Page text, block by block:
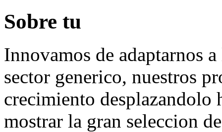
Sobre tu
Innovamos de adaptarnos
sector generico, nuestros
crecimiento desplazandolo
mostrar la gran seleccion